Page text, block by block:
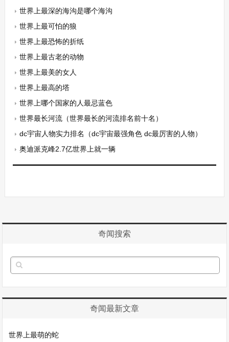
世界上最深的海沟是哪个海沟
世界上最可怕的狼
世界上最恐怖的折纸
世界上最古老的动物
世界上最美的女人
世界上最高的塔
世界上哪个国家的人最忌蓝色
世界最长河流（世界最长的河流排名前十名）
dc宇宙人物实力排名（dc宇宙最强角色 dc最厉害的人物）
奥迪派克峰2.7亿世界上就一辆
奇闻搜索
奇闻最新文章
世界上最萌的蛇